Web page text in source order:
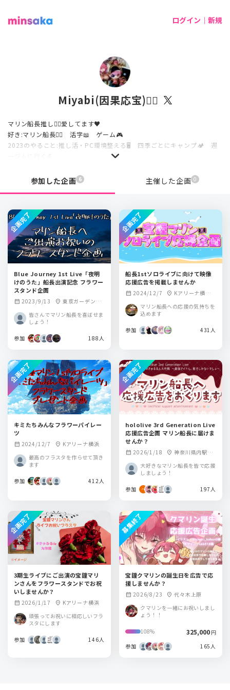
ログイン｜新規
Miyabi(因果応宝)🏴‍☠️
マリン船長推し🏴‍☠愛してます♥
好き:マリン船長🏴‍☠ 活字📖 ゲーム🎮
2023のやること:推し活・PC環境整える🖥 四季ごとにキャンプ🏕 週
参加した企画 6 主催した企画 0
Blue Journey 1st Live「夜明
けのうた」船長出演記念 フラワー
スタンド企画
calendar_month 2023/9/13 location_on 東京ガーデンシ
皆さんでマリン船長を喜ばせま
しょう！
参加 188人
企画完了
船長1stソロライブに向けて映像
応援広告を掲載しませんか
calendar_month 2024/12/7 location_on Kアリーナ横
浜・クロス新宿ビ
ジョン
マリン船長への応援の気持ちを
込めます
参加 431人
企画完了
キミたちみんなフラワーパイレー
ツ
calendar_month 2024/12/7 location_on Kアリーナ横浜
最高のフラスタを作らせて頂き
ます
参加 412人
企画完了
hololive 3rd Generation Live
応援広告企画 マリン船長に届けま
せんか？
calendar_month 2026/1/18 location_on 神奈川県内駅構
大好きなマリン船長を皆で応援
しましょう！
参加 197人
企画完了
3期生ライブにご出演の宝鐘マリ
ンさんをフラワースタンドでお祝
いしませんか？
calendar_month 2026/1/17 location_on Kアリーナ横浜
頑張ってお祝いに相応しいフラ
スタにします
参加 146人
企画完了
宝鐘クマリンの誕生日を広告で応
援しませんか？
calendar_month 2026/8/23 location_on 代々木上原
クマリンを一緒にお祝いしまし
ょう！！
108% 325,000円
参加
165人
募集終了